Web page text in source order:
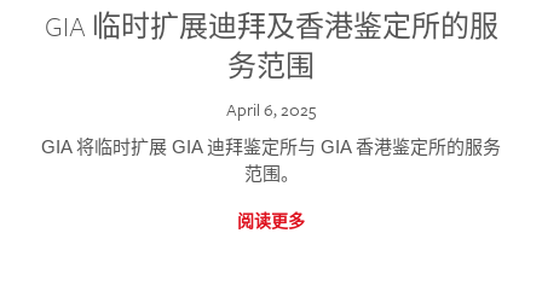
GIA 临时扩展迪拜及香港鉴定所的服
务范围
April 6, 2025
GIA 将临时扩展 GIA 迪拜鉴定所与 GIA 香港鉴定所的服务
范围。
阅读更多